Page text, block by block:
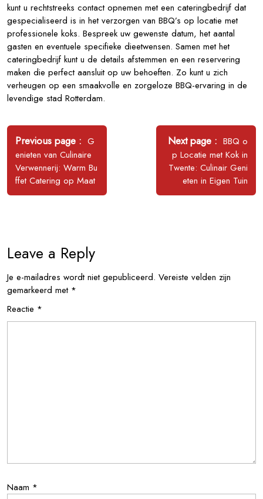
kunt u rechtstreeks contact opnemen met een cateringbedrijf dat
gespecialiseerd is in het verzorgen van BBQ’s op locatie met
professionele koks. Bespreek uw gewenste datum, het aantal
gasten en eventuele specifieke dieetwensen. Samen met het
cateringbedrijf kunt u de details afstemmen en een reservering
maken die perfect aansluit op uw behoeften. Zo kunt u zich
verheugen op een smaakvolle en zorgeloze BBQ-ervaring in de
levendige stad Rotterdam.
Bericht
navigatie
Previous page
Older
Posts
G
enieten van Culinaire
Verwennerij: Warm Bu
ffet Catering op Maat
Next page
Newer
Posts
BBQ o
p Locatie met Kok in
Twente: Culinair Geni
eten in Eigen Tuin
Leave a Reply
Je e-mailadres wordt niet gepubliceerd. Vereiste velden zijn
gemarkeerd met *
Reactie *
Naam *